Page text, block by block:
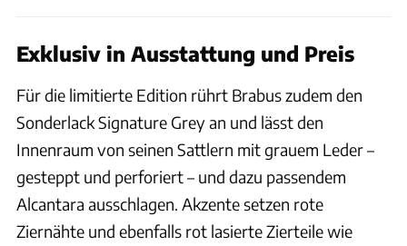
Exklusiv in Ausstattung und Preis
Für die limitierte Edition rührt Brabus zudem den
Sonderlack Signature Grey an und lässt den
Innenraum von seinen Sattlern mit grauem Leder –
gesteppt und perforiert – und dazu passendem
Alcantara ausschlagen. Akzente setzen rote
Ziernähte und ebenfalls rot lasierte Zierteile wie